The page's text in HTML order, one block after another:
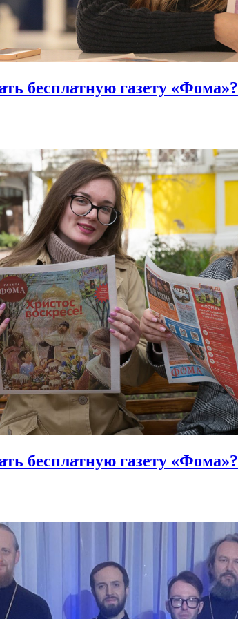
бесплатную газету «Фома»?
бесплатную газету «Фома»?